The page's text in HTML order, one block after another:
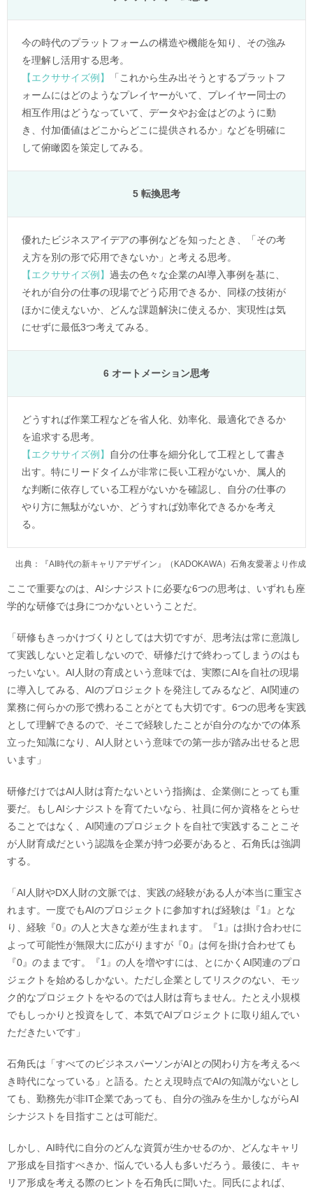
今の時代のプラットフォームの構造や機能を知り、その強み
を理解し活用する思考。
【エクササイズ例】
「これから生み出そうとするプラットフ
ォームにはどのようなプレイヤーがいて、プレイヤー同士の
相互作用はどうなっていて、データやお金はどのように動
き、付加価値はどこからどこに提供されるか」などを明確に
して俯瞰図を策定してみる。
5 転換思考
優れたビジネスアイデアの事例などを知ったとき、「その考
え方を別の形で応用できないか」と考える思考。
【エクササイズ例】 過去の色々な企業のAI導入事例を基に、
それが自分の仕事の現場でどう応用できるか、同様の技術が
ほかに使えないか、どんな課題解決に使えるか、実現性は気
にせずに最低3つ考えてみる。
6 オートメーション思考
どうすれば作業工程などを省人化、効率化、最適化できるか
を追求する思考。
【エクササイズ例】
自分の仕事を細分化して工程として書き
出す。特にリードタイムが非常に長い工程がないか、属人的
な判断に依存している工程がないかを確認し、自分の仕事の
やり方に無駄がないか、どうすれば効率化できるかを考え
る。
出典：『AI時代の新キャリアデザイン』（KADOKAWA）石角友愛著より作成
ここで重要なのは、AIシナジストに必要な6つの思考は、いずれも座
学的な研修では身につかないということだ。
「研修もきっかけづくりとしては大切ですが、思考法は常に意識し
て実践しないと定着しないので、研修だけで終わってしまうのはも
ったいない。AI人財の育成という意味では、実際にAIを自社の現場
に導入してみる、AIのプロジェクトを発注してみるなど、AI関連の
業務に何らかの形で携わることがとても大切です。6つの思考を実践
として理解できるので、そこで経験したことが自分のなかでの体系
立った知識になり、AI人財という意味での第一歩が踏み出せると思
います」
研修だけではAI人財は育たないという指摘は、企業側にとっても重
要だ。もしAIシナジストを育てたいなら、社員に何か資格をとらせ
ることではなく、AI関連のプロジェクトを自社で実践することこそ
が人財育成だという認識を企業が持つ必要があると、石角氏は強調
する。
「AI人財やDX人財の文脈では、実践の経験がある人が本当に重宝さ
れます。一度でもAIのプロジェクトに参加すれば経験は『1』とな
り、経験『0』の人と大きな差が生まれます。『1』は掛け合わせに
よって可能性が無限大に広がりますが『0』は何を掛け合わせても
『0』のままです。『1』の人を増やすには、とにかくAI関連のプロ
ジェクトを始めるしかない。ただし企業としてリスクのない、モッ
ク的なプロジェクトをやるのでは人財は育ちません。たとえ小規模
でもしっかりと投資をして、本気でAIプロジェクトに取り組んでい
ただきたいです」
石角氏は「すべてのビジネスパーソンがAIとの関わり方を考えるべ
き時代になっている」と語る。たとえ現時点でAIの知識がないとし
ても、勤務先が非IT企業であっても、自分の強みを生かしながらAI
シナジストを目指すことは可能だ。
しかし、AI時代に自分のどんな資質が生かせるのか、どんなキャリ
ア形成を目指すべきか、悩んでいる人も多いだろう。最後に、キャ
リア形成を考える際のヒントを石角氏に聞いた。同氏によれば、